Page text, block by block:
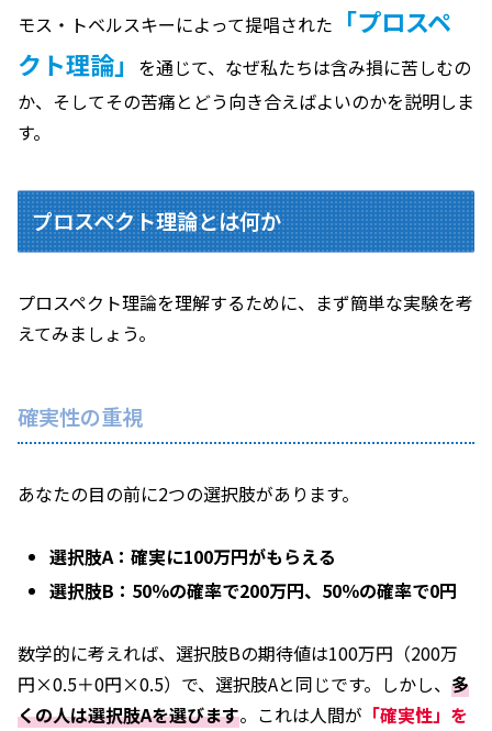
モス・トベルスキーによって提唱された
「プロスペ
クト理論」
を通じて、なぜ私たちは含み損に苦しむの
か、そしてその苦痛とどう向き合えばよいのかを説明しま
す。
プロスペクト理論とは何か
プロスペクト理論を理解するために、まず簡単な実験を考
えてみましょう。
確実性の重視
あなたの目の前に2つの選択肢があります。
選択肢A：確実に100万円がもらえる
選択肢B：50％の確率で200万円、50％の確率で0円
数学的に考えれば、選択肢Bの期待値は100万円（200万
円×0.5＋0円×0.5）で、選択肢Aと同じです。しかし、 多
くの人は選択肢Aを選びます。これは人間が 「確実性」を